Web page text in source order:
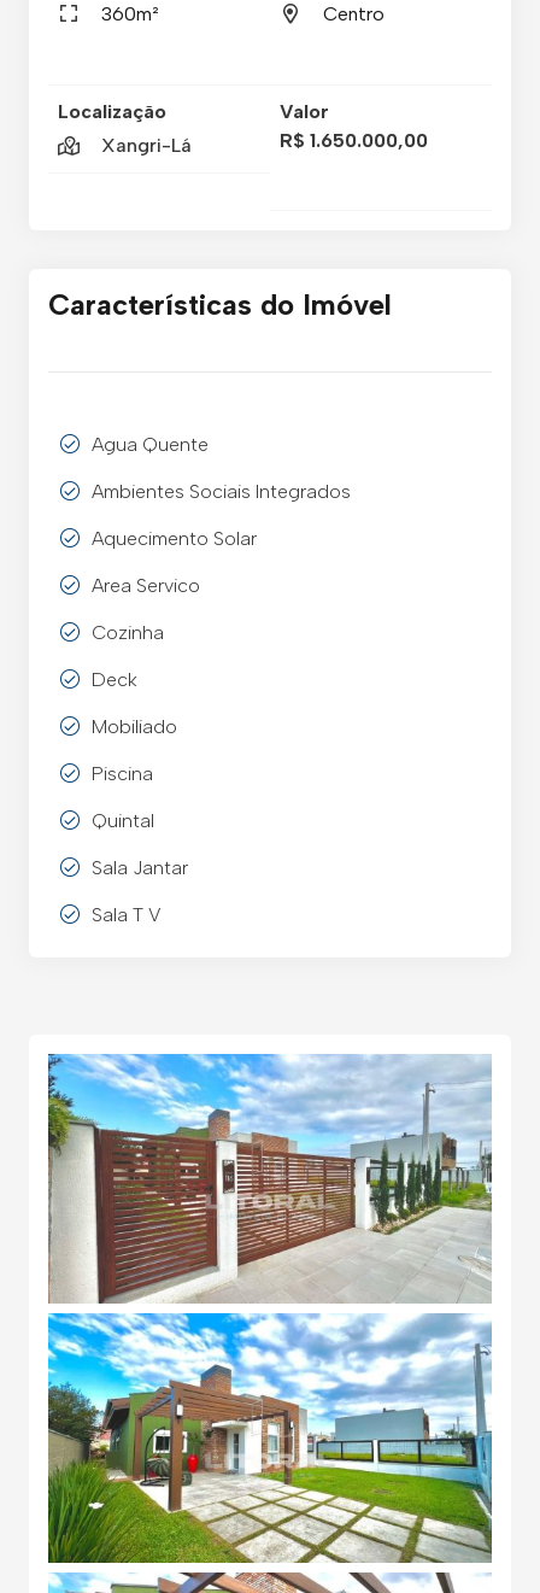
360m²
Centro
Localização
Xangri-Lá
Valor
R$ 1.650.000,00
Características do Imóvel
Agua Quente
Ambientes Sociais Integrados
Aquecimento Solar
Area Servico
Cozinha
Deck
Mobiliado
Piscina
Quintal
Sala Jantar
Sala T V